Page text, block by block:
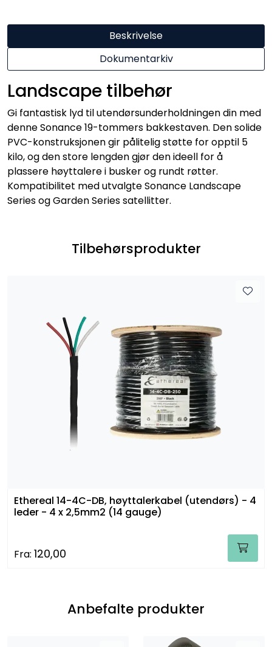
Beskrivelse
Dokumentarkiv
Landscape tilbehør
Gi fantastisk lyd til utendørsunderholdningen din med
denne Sonance 19-tommers bakkestaven. Den solide
PVC-konstruksjonen gir pålitelig støtte for opptil 5
kilo, og den store lengden gjør den ideell for å
plassere høyttalere i busker og rundt røtter.
Kompatibilitet med utvalgte Sonance Landscape
Series og Garden Series satellitter.
Tilbehørsprodukter
Ethereal 14-4C-DB, høyttalerkabel (utendørs) - 4
leder - 4 x 2,5mm2 (14 gauge)
Fra: 120,00
Anbefalte produkter